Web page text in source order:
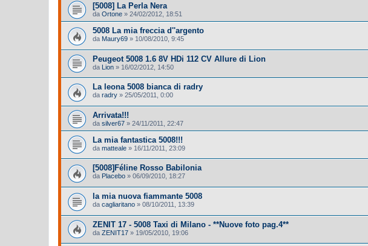
[5008] La Perla Nera
da Ortone » 24/02/2012, 18:51
5008 La mia freccia d''argento
da Maury69 » 10/08/2010, 9:45
Peugeot 5008 1.6 8V HDi 112 CV Allure di Lion
da Lion » 16/02/2012, 14:50
La leona 5008 bianca di radry
da radry » 25/05/2011, 0:00
Arrivata!!!
da silver67 » 24/11/2011, 22:47
La mia fantastica 5008!!!
da matteale » 16/11/2011, 23:09
[5008]Féline Rosso Babilonia
da Placebo » 06/09/2010, 18:27
la mia nuova fiammante 5008
da cagliaritano » 08/10/2011, 13:39
ZENIT 17 - 5008 Taxi di Milano - **Nuove foto pag.4**
da ZENIT17 » 19/05/2010, 19:06